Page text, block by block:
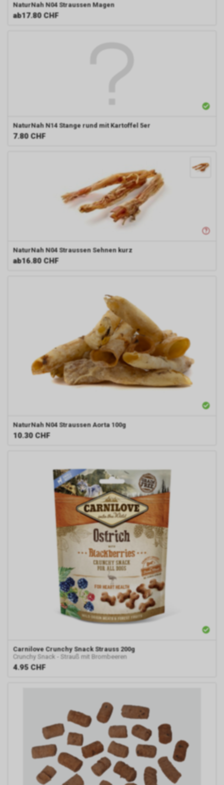
NaturNah N04 Straussen Magen
ab17.80 CHF
NaturNah N14 Stange rund mit Kartoffel 5er
7.80 CHF
NaturNah N04 Straussen Sehnen kurz
ab16.80 CHF
NaturNah N04 Straussen Aorta 100g
10.30 CHF
Carnilove Crunchy Snack Strauss 200g
Crunchy Snack - Strauß mit Brombeeren
4.95 CHF